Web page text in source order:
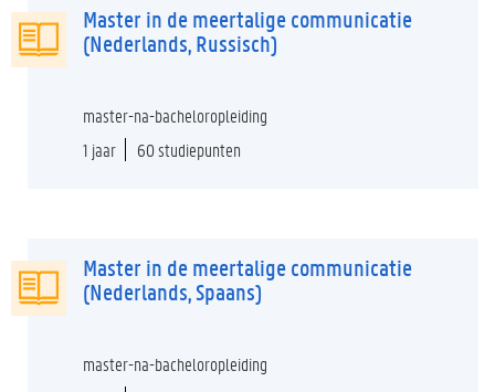
Master in de meertalige communicatie
(Nederlands, Russisch)
master-na-bacheloropleiding
1 jaar
60 studiepunten
Master in de meertalige communicatie
(Nederlands, Spaans)
master-na-bacheloropleiding